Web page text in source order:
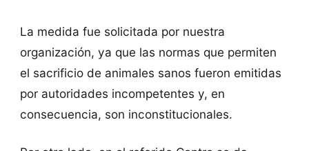
La medida fue solicitada por nuestra
organización, ya que las normas que permiten
el sacrificio de animales sanos fueron emitidas
por autoridades incompetentes y, en
consecuencia, son inconstitucionales.